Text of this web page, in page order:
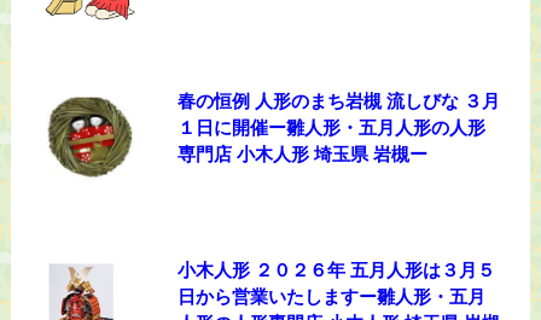
春の恒例 人形のまち岩槻 流しびな ３月
１日に開催ー雛人形・五月人形の人形
専門店 小木人形 埼玉県 岩槻ー
小木人形 ２０２６年 五月人形は３月５
日から営業いたしますー雛人形・五月